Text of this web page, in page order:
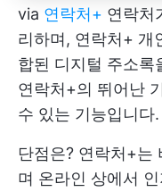
via 연락처+ 연락처
리하며, 연락처+ 개
합된 디지털 주소록
연락처+의 뛰어난
수 있는 기능입니다.
단점은? 연락처+는
며 온라인 상에서